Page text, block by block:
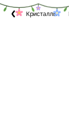
Кристаллы